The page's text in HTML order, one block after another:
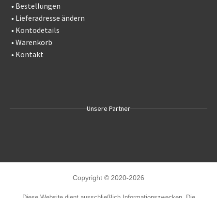
• Bestellungen
• Lieferadresse ändern
• Kontodetails
• Warenkorb
• Kontakt
Unsere Partner
Copyright © 2020-2026